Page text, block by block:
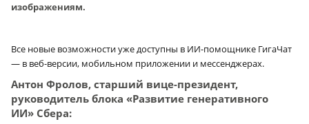
изображениям.
Все новые возможности уже доступны в ИИ-помощнике ГигаЧат
— в веб-версии, мобильном приложении и мессенджерах.
Антон Фролов, старший вице-президент,
руководитель блока «Развитие генеративного
ИИ» Сбера: